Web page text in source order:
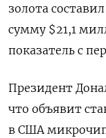
золота
сумму $21,1
показатель с
Президент
что объявит
в США